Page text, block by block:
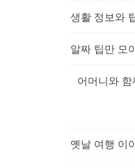
생활 정보와
알짜 팁만 모
어머니와
옛날 여행 이